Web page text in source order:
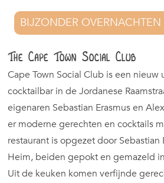
BIJZONDER
The Cape Town Social Club
Cape Town Social Club is een nieuw
cocktailbar in de Jordanese
eigenaren Sebastian Erasmus en
er moderne gerechten en cocktails
restaurant is opgezet door Sebastian
Heim, beiden gepokt en gemazeld
Uit de keuken komen verfijnde